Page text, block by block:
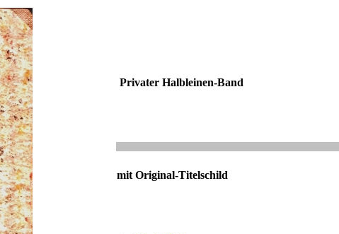
Privater Halbleinen-Band
mit Original-Titelschild